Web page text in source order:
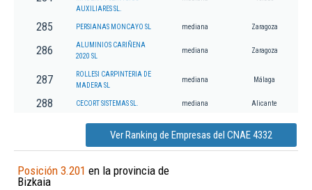
AUXILIARES SL.
285 PERSIANAS MONCAYO SL mediana Zaragoza
286
ALUMINIOS CARIÑENA
2020 SL
mediana Zaragoza
287
ROLLESI CARPINTERIA DE
MADERA SL
mediana Málaga
288 CECORT SISTEMAS SL. mediana Alicante
Ver Ranking de Empresas del CNAE 4332
Posición 3.201 en la provincia de
Bizkaia